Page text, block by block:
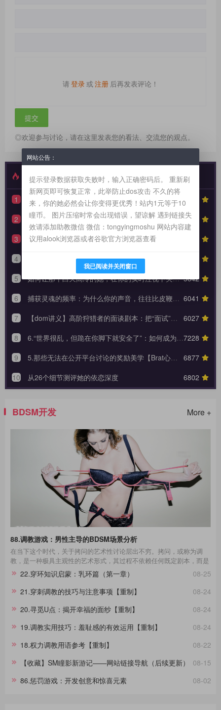
请登录或注册 后再发表评论！
◎欢迎参与讨论，请在这里发表您的看法、交流您的观点。
最新发布 特别推荐
7423
1
【性奴系列】90天全周期 TPE 驯化蓝图，打造永不背叛的K6性奴归宿
6197
2
【驯化分享】《从撕裂到皈依：狗奴与性奴双重身份转换的权力美学》90天全周期身份转换训练日志模板
3
【羞辱系列】红绿灯反馈动态控制系统（附中度羞辱的3大安全底线）
4
生活化支配指南：如何在日常闲聊的缝隙里，埋下让她瞬间腿软的言语钩子？
5642
5
如何让那个白天高冷的她，在你的实时注视下哭着承认内心的荒芜？
6041
6
捕获灵魂的频率：为什么你的声音，往往比皮鞭更能让她战栗？
6027
7
【dom讲义】高阶狩猎者的面谈剧本：把“面试”变成一场让对方沉沦的心理外科手术。
7228
8
6.“世界很乱，但跪在你脚下就安全了”：如何成为 Brat 生命中唯一的锚点与终极归宿？【Brat心奴系列-第六期】
6877
9
5.那些无法在公开平台讨论的奖励美学【Brat心奴系列-第五期】
6802
10 从26个细节测评她的依恋深度
BDSM开发 More +
88.调教游戏：男性主导的BDSM场景分析
在当下这个时代，关于拷问的艺术性讨论层出不穷。拷问，或称为调
教，是一种极具主观性的艺术形式，其过程不依赖任何既定剧本，而是
一种即兴的表现艺术。在这场艺术的表达中，每一个不同性格的受拷者
都呈现出独一无二的故事线。举例来说，那些宁死不屈的与那些畏惧权
威的受拷者，他们在面对同样的惩罚时表现出的反应极其不同，这种差
异进一步影响了拷问的整个过程。通过淙垚个人经验和广泛的文献及影
视作品研究，本文旨在分享这一主题。在此，拷问者与受拷者分别扮演
问。拷
08-25
22.穿环知识启蒙：乳环篇（第一章）
08-24
21.穿刺调教的技巧与注意事项【重制】
08-24
20.寻觅U点：揭开幸福的面纱【重制】
08-24
19.调教实用技巧：羞耻感的有效运用【重制】
08-22
18.权力调教用语参考【重制】
08-15
【收藏】SM瞳影新游记——网站链接导航（后续更新）
08-02
86.惩罚游戏：开发创意和惊喜元素
网站公告：
提示登录数据获取失败时，输入正确密码后。 重新刷
新网页即可恢复正常，此举防止dos攻击 不久的将
来，你的她必然会让你变得更优秀！站内1元等于10
瞳币。 图片压缩时常会出现错误，望谅解 遇到链接失
效请添加助教微信 微信：tongyingmoshu 网站内容建
议用alook浏览器或者谷歌官方浏览器查看
我已阅读并关闭窗口